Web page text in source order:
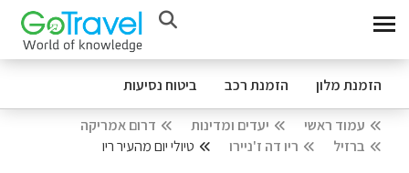
הזמנת מלון הזמנת רכב ביטוח נסיעות
עמוד ראשי יעדים ומדינות
דרום אמריקה
ברזיל
ריו דה ז'ניירו טיולי יום מהעיר ריו